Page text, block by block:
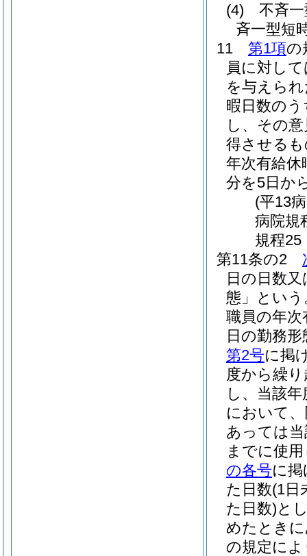
(4)
不斉
斉一型短
11
第1項の
員に対し
を与えら
暇日数の
し、その
得させる
年次有給
分を5日か
(平13
病院規
規程25
第11条の2
日の日数
態」という
職員の年次
日の勤務
第2号に掲
度から繰
し、当該
において
あっては
までに使
の各号に
た日数(1日
た日数)と
めたとき
の規定に